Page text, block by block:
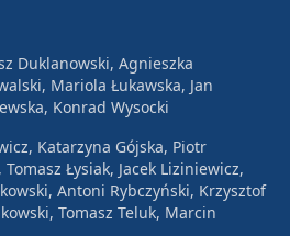
Duklanowski, Agnieszka
Mariola Łukawska, Jan
Konrad Wysocki
Katarzyna Gójska, Piotr
Łysiak, Jacek Liziniewicz,
Antoni Rybczyński, Krzysztof
Tomasz Teluk, Marcin